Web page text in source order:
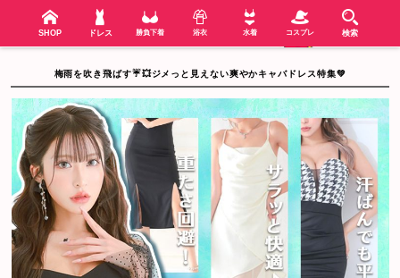
SHOP ドレス 勝負下着 浴衣 水着 コスプレ 検索
梅雨を吹き飛ばす☔💥ジメっと見えない爽やかキャバドレス特集💚
SHOP